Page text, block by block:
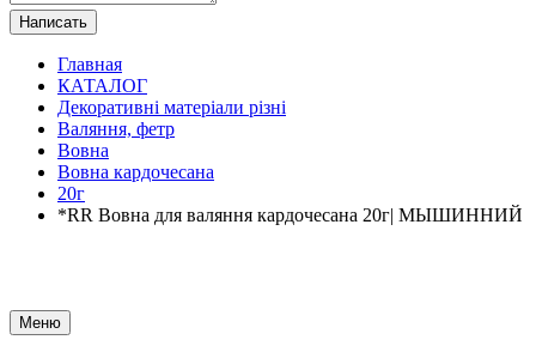
Написать
Главная
КАТАЛОГ
Декоративні матеріали різні
Валяння, фетр
Вовна
Вовна кардочесана
20г
*RR Вовна для валяння кардочесана 20г| МЫШИННИЙ
Меню